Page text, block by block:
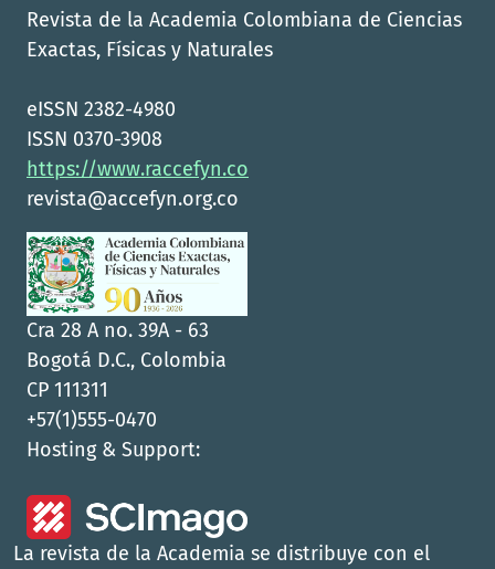
Revista de la Academia Colombiana de Ciencias
Exactas, Físicas y Naturales
eISSN 2382-4980
ISSN 0370-3908
https://www.raccefyn.co
revista@accefyn.org.co
Cra 28 A no. 39A - 63
Bogotá D.C., Colombia
CP 111311
+57(1)555-0470
Hosting & Support:
La revista de la Academia se distribuye con el